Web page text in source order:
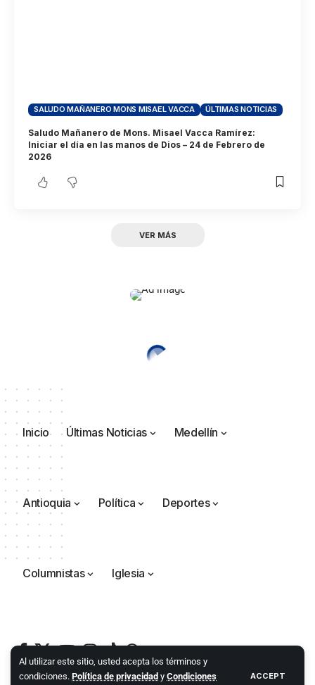
Al utilizar este sitio, usted acepta los términos y
condiciones. Política de privacidad y Condiciones ACCEPT
SALUDO MAÑANERO MONS MISAEL VACCA ÚLTIMAS NOTICIAS
Saludo Mañanero de Mons. Misael Vacca Ramírez:
Iniciar el día en las manos de Dios – 24 de Febrero de
2026
VER MÁS
Inicio Últimas Noticias Medellín
Antioquia Política Deportes
Columnistas Iglesia